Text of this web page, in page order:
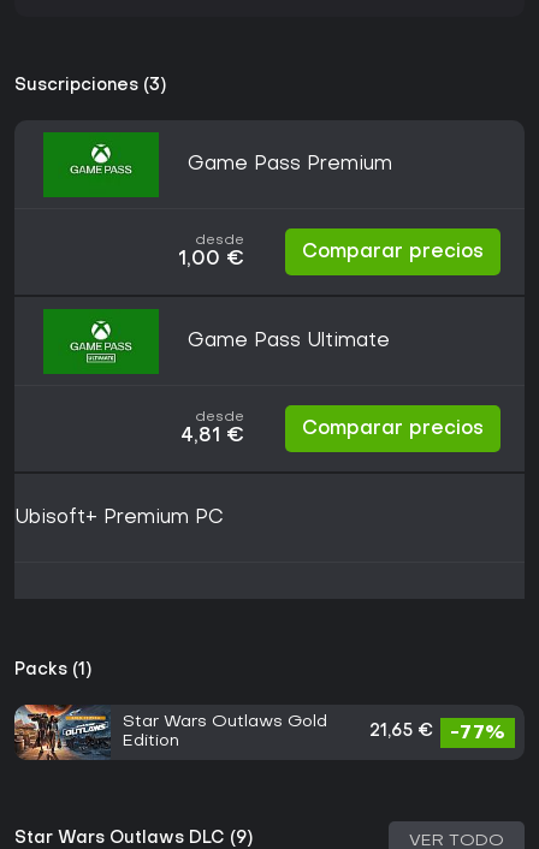
Suscripciones (3)
Game Pass Premium
desde
1,00 € Comparar precios
Game Pass Ultimate
desde
4,81 € Comparar precios
Ubisoft+ Premium PC
Packs (1)
Star Wars Outlaws Gold
Edition
21,65 € -77%
Star Wars Outlaws DLC (9) VER TODO